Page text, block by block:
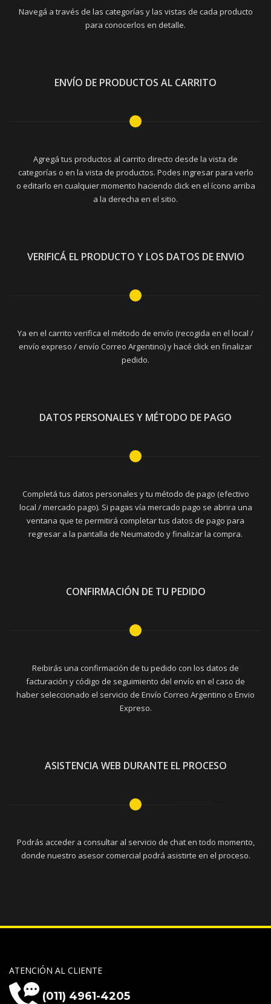
Navegá a través de las categorías y las vistas de cada producto
para conocerlos en detalle.
ENVÍO DE PRODUCTOS AL CARRITO
Agregá tus productos al carrito directo desde la vista de
categorías o en la vista de productos. Podes ingresar para verlo
o editarlo en cualquier momento haciendo click en el ícono arriba
a la derecha en el sitio.
VERIFICÁ EL PRODUCTO Y LOS DATOS DE ENVIO
Ya en el carrito verifica el método de envío (recogida en el local /
envío expreso / envío Correo Argentino) y hacé click en finalizar
pedido.
DATOS PERSONALES Y MÉTODO DE PAGO
Completá tus datos personales y tu método de pago (efectivo
local / mercado pago). Si pagas vía mercado pago se abrira una
ventana que te permitirá completar tus datos de pago para
regresar a la pantalla de Neumatodo y finalizar la compra.
CONFIRMACIÓN DE TU PEDIDO
Reibirás una confirmación de tu pedido con los datos de
facturación y código de seguimiento del envío en el caso de
haber seleccionado el servicio de Envío Correo Argentino o Envio
Expreso.
ASISTENCIA WEB DURANTE EL PROCESO
Podrás acceder a consultar al servicio de chat en todo momento,
donde nuestro asesor comercial podrá asistirte en el proceso.
ATENCIÓN AL CLIENTE
(011) 4961-4205